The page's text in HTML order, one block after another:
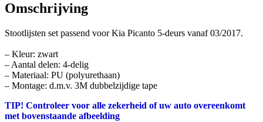
Omschrijving
Stootlijsten set passend voor Kia Picanto 5-deurs vanaf 03/2017.
– Kleur: zwart
– Aantal delen: 4-delig
– Materiaal: PU (polyurethaan)
– Montage: d.m.v. 3M dubbelzijdige tape
TIP! Controleer voor alle zekerheid of uw auto overeenkomt
met bovenstaande afbeelding